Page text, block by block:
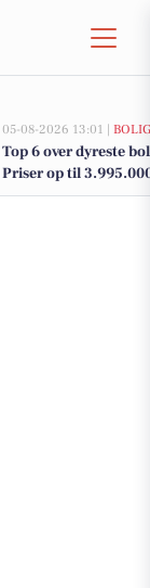
05-08-2026 13:01 |
Top 6 over dyreste
Priser op til